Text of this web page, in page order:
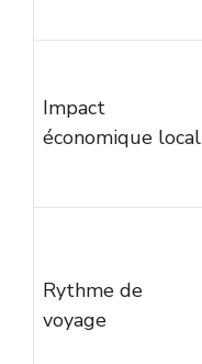
Impact
économique local
Rythme de
voyage